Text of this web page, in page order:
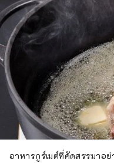
อาหารกูร์เมต์ที่คัดสรรมาอย่